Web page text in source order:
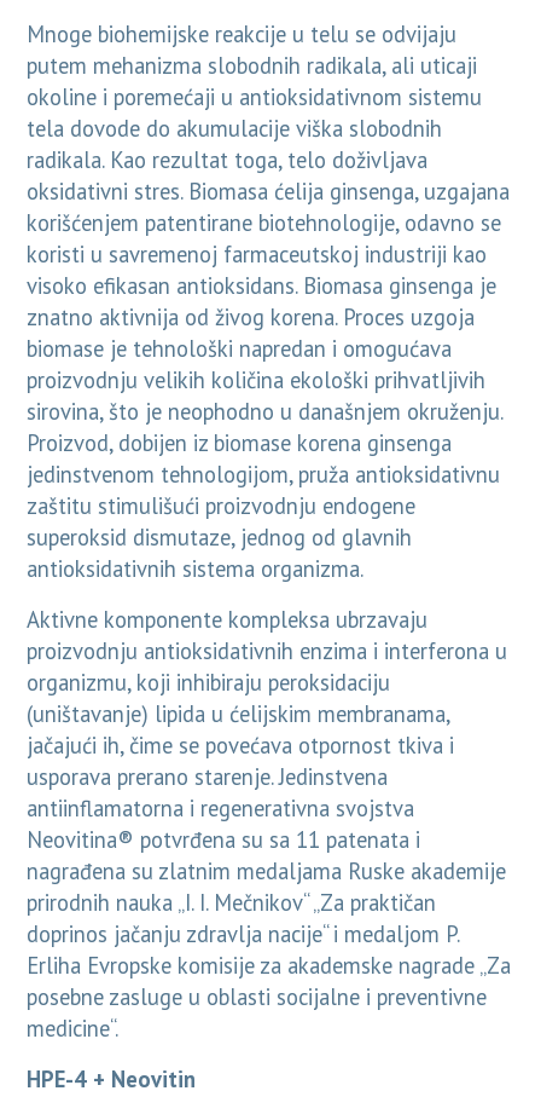
Mnoge biohemijske reakcije u telu se odvijaju
putem mehanizma slobodnih radikala, ali uticaji
okoline i poremećaji u antioksidativnom sistemu
tela dovode do akumulacije viška slobodnih
radikala. Kao rezultat toga, telo doživljava
oksidativni stres. Biomasa ćelija ginsenga, uzgajana
korišćenjem patentirane biotehnologije, odavno se
koristi u savremenoj farmaceutskoj industriji kao
visoko efikasan antioksidans. Biomasa ginsenga je
znatno aktivnija od živog korena. Proces uzgoja
biomase je tehnološki napredan i omogućava
proizvodnju velikih količina ekološki prihvatljivih
sirovina, što je neophodno u današnjem okruženju.
Proizvod, dobijen iz biomase korena ginsenga
jedinstvenom tehnologijom, pruža antioksidativnu
zaštitu stimulišući proizvodnju endogene
superoksid dismutaze, jednog od glavnih
antioksidativnih sistema organizma.
Aktivne komponente kompleksa ubrzavaju
proizvodnju antioksidativnih enzima i interferona u
organizmu, koji inhibiraju peroksidaciju
(uništavanje) lipida u ćelijskim membranama,
jačajući ih, čime se povećava otpornost tkiva i
usporava prerano starenje. Jedinstvena
antiinflamatorna i regenerativna svojstva
Neovitina® potvrđena su sa 11 patenata i
nagrađena su zlatnim medaljama Ruske akademije
prirodnih nauka „I. I. Mečnikov“ „Za praktičan
doprinos jačanju zdravlja nacije“ i medaljom P.
Erliha Evropske komisije za akademske nagrade „Za
posebne zasluge u oblasti socijalne i preventivne
medicine“.
HPE-4 + Neovitin